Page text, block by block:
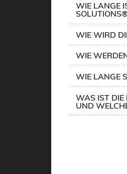
WIE LANGE
WIE WIRD
WIE
WIE LANGE
WAS IST DIE
UND